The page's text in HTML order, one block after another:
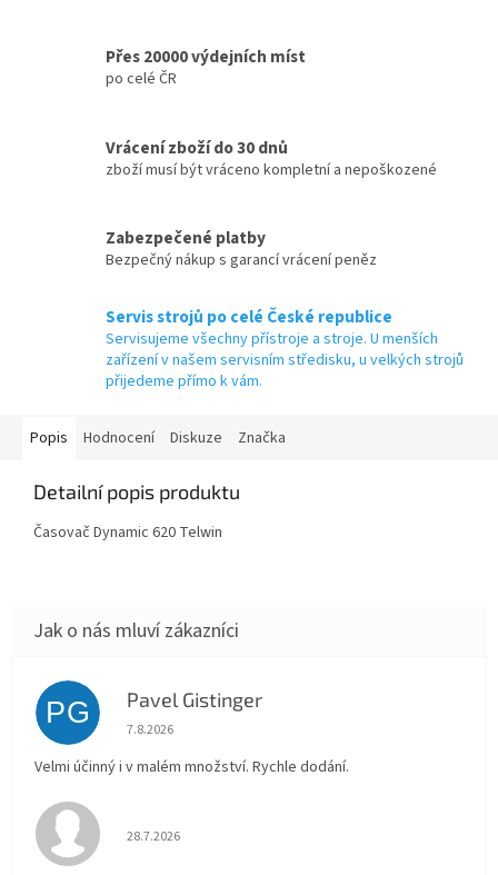
Přes 20000 výdejních míst
po celé ČR
Vrácení zboží do 30 dnů
zboží musí být vráceno kompletní a nepoškozené
Zabezpečené platby
Bezpečný nákup s garancí vrácení peněz
Servis strojů po celé České republice
Servisujeme všechny přístroje a stroje. U menších
zařízení v našem servisním středisku, u velkých strojů
přijedeme přímo k vám.
Popis Hodnocení Diskuze Značka
Detailní popis produktu
Časovač Dynamic 620 Telwin
PG Pavel Gistinger
Hodnocení obchodu je 5 z 5 hvězdiček.
7.8.2026
Velmi účinný i v malém množství. Rychle dodání.
Hodnocení obchodu je 5 z 5 hvězdiček.
28.7.2026